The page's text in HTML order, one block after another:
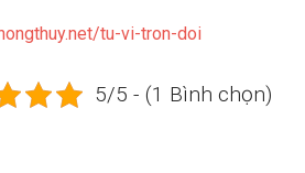
tu-vi-tron-doi
5/5 - (1 Bình chọn)